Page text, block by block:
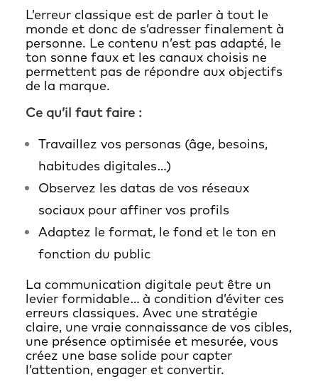
L’erreur classique est de parler à tout le
monde et donc de s’adresser finalement à
personne. Le contenu n’est pas adapté, le
ton sonne faux et les canaux choisis ne
permettent pas de répondre aux objectifs
de la marque.
Ce qu’il faut faire :
Travaillez vos personas (âge, besoins,
habitudes digitales…)
Observez les datas de vos réseaux
sociaux pour affiner vos profils
Adaptez le format, le fond et le ton en
fonction du public
La communication digitale peut être un
levier formidable… à condition d’éviter ces
erreurs classiques. Avec une stratégie
claire, une vraie connaissance de vos cibles,
une présence optimisée et mesurée, vous
créez une base solide pour capter
l’attention, engager et convertir.